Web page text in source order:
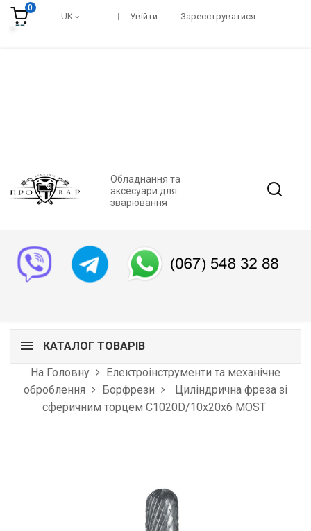
0
UK Увійти Зареєструватися
Обладнання та
аксесуари для
зварювання
КАТАЛОГ ТОВАРІВ
На Головну
Електроінструменти та механічне
оброблення
Борфрези
Циліндрична фреза зі
сферичним торцем C1020D/10x20x6 MOST